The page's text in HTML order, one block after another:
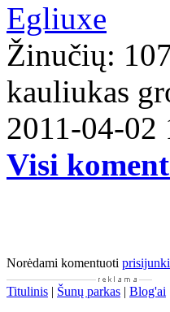
Egliuxe
Žinučių:
kauliukas
2011-04-02
Visi
Norėdami komentuoti
Titulinis | Šunų parkas | Blog'ai